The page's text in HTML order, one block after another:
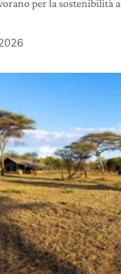
per la sostenibilità